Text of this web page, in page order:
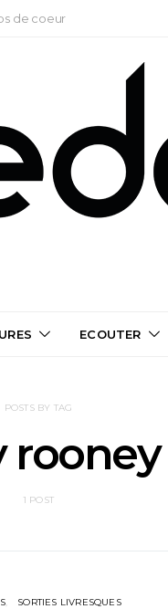
de coeur
ECOUTER
POSTS BY TAG
rooney
1 POST
SORTIES LIVRESQUES